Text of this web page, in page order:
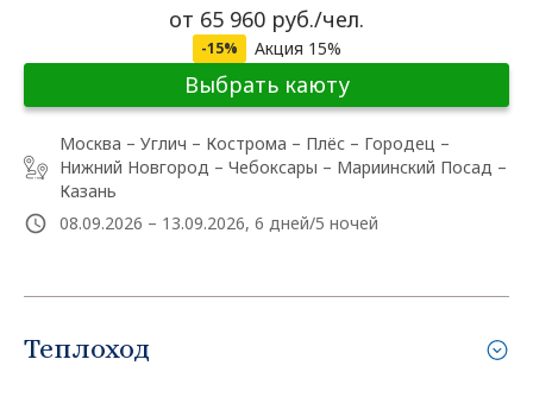
от 65 960 руб./чел.
-15% Акция 15%
Выбрать каюту
Москва – Углич – Кострома – Плёс – Городец –
Нижний Новгород – Чебоксары – Мариинский Посад –
Казань
08.09.2026 – 13.09.2026, 6 дней/5 ночей
Теплоход